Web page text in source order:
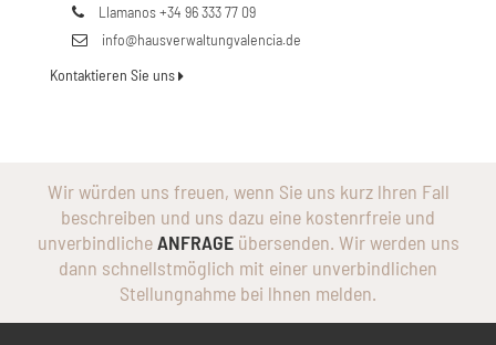
Llamanos +34 96 333 77 09
info@hausverwaltungvalencia.de
Kontaktieren Sie uns
Wir würden uns freuen, wenn Sie uns kurz lhren Fall
beschreiben und uns dazu eine kostenrfreie und
unverbindlicheANFRAGEübersenden. Wir werden uns
dann schnellstmöglich mit einer unverbindlichen
Stellungnahme bei lhnen melden.